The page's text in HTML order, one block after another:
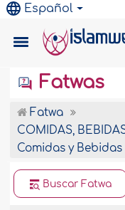
Español
Fatwas
Fatwa
COMIDAS,
Comidas y Bebidas
Buscar Fatwa